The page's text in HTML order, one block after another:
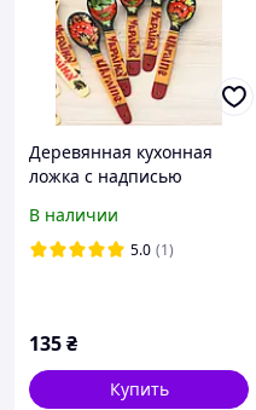
Деревянная кухонная
ложка с надписью
В наличии
5.0 (1)
135₴
Купить